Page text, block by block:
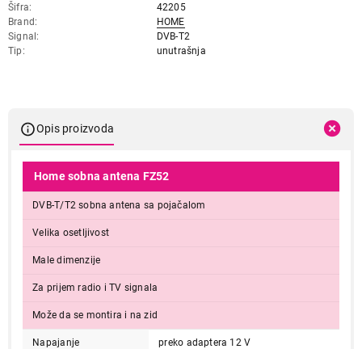
Šifra
42205
Brand
HOME
Signal
DVB-T2
Tip
unutrašnja
Opis proizvoda
Home sobna antena FZ52
DVB-T/T2 sobna antena sa pojačalom
Velika osetljivost
Male dimenzije
Za prijem radio i TV signala
Može da se montira i na zid
Napajanje preko adaptera 12 V